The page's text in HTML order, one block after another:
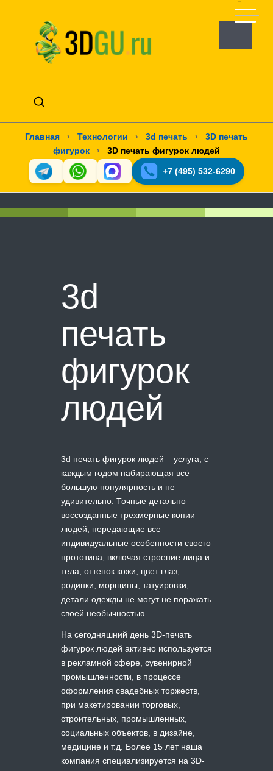
Главная › Технологии › 3d печать ›
3D печать
фигурок
› 3D печать фигурок людей
+7 (495) 532-6290
3d
печать
фигурок
людей
3d печать фигурок людей – услуга, с
каждым годом набирающая всё
большую популярность и не
удивительно. Точные детально
воссозданные трехмерные копии
людей, передающие все
индивидуальные особенности своего
прототипа, включая строение лица и
тела, оттенок кожи, цвет глаз,
родинки, морщины, татуировки,
детали одежды не могут не поражать
своей необычностью.
На сегодняшний день 3D-печать
фигурок людей активно используется
в рекламной сфере, сувенирной
промышленности, в процессе
оформления свадебных торжеств,
при макетировании торговых,
строительных, промышленных,
социальных объектов, в дизайне,
медицине и т.д. Более 15 лет наша
компания специализируется на 3D-